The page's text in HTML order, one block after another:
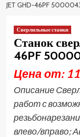
JET GHD-46PF
Сверлильные станки
Станок
46PF
Цена от:
Описание
работ с
влево/вправо;